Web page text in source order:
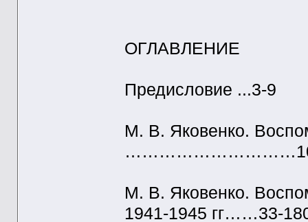
ОГЛАВЛЕНИЕ
Предисловие ...3-9
М. В. Яковенко.
М. В. Яковенко.
1941-1945 гг……33-